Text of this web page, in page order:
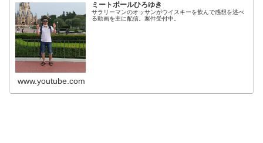
ミートボールひろゆき
サラリーマンのオッサンがウイスキーを飲んで感想を述べ
る動画を主に配信。案件受付中。
www.youtube.com